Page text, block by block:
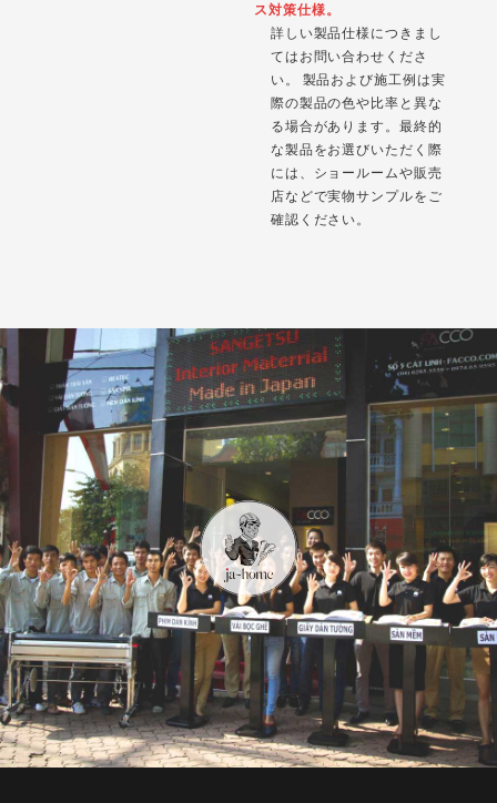
ス対策仕様。
詳しい製品仕様につきまし
てはお問い合わせくださ
い。 製品および施工例は実
際の製品の色や比率と異な
る場合があります。最終的
な製品をお選びいただく際
には、ショールームや販売
店などで実物サンプルをご
確認ください。